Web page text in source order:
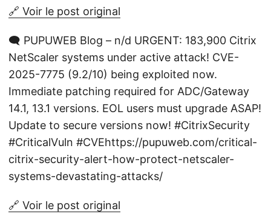
🔗 Voir le post original
🗨️ PUPUWEB Blog – n/d URGENT: 183,900 Citrix
NetScaler systems under active attack! CVE-
2025-7775 (9.2/10) being exploited now.
Immediate patching required for ADC/Gateway
14.1, 13.1 versions. EOL users must upgrade ASAP!
Update to secure versions now! #CitrixSecurity
#CriticalVuln #CVEhttps://pupuweb.com/critical-
citrix-security-alert-how-protect-netscaler-
systems-devastating-attacks/
🔗 Voir le post original